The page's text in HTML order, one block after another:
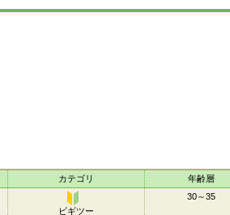
カテゴリ 年齢層
ビギ
ビギツー
30～35